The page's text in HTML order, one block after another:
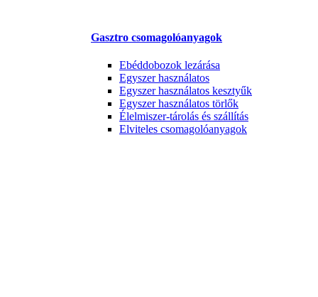
Gasztro csomagolóanyagok
Ebéddobozok lezárása
Egyszer használatos
Egyszer használatos kesztyűk
Egyszer használatos törlők
Élelmiszer-tárolás és szállítás
Elviteles csomagolóanyagok